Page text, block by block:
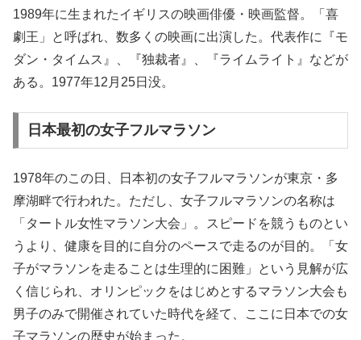
1989年に生まれたイギリスの映画俳優・映画監督。「喜
劇王」と呼ばれ、数多くの映画に出演した。代表作に『モ
ダン・タイムス』、『独裁者』、『ライムライト』などが
ある。1977年12月25日没。
日本最初の女子フルマラソン
1978年のこの日、日本初の女子フルマラソンが東京・多
摩湖畔で行われた。ただし、女子フルマラソンの名称は
「タートル女性マラソン大会」。スピードを競うものとい
うより、健康を目的に自分のペースで走るのが目的。「女
子がマラソンを走ることは生理的に困難」という見解が広
く信じられ、オリンピックをはじめとするマラソン大会も
男子のみで開催されていた時代を経て、ここに日本での女
子マラソンの歴史が始まった。